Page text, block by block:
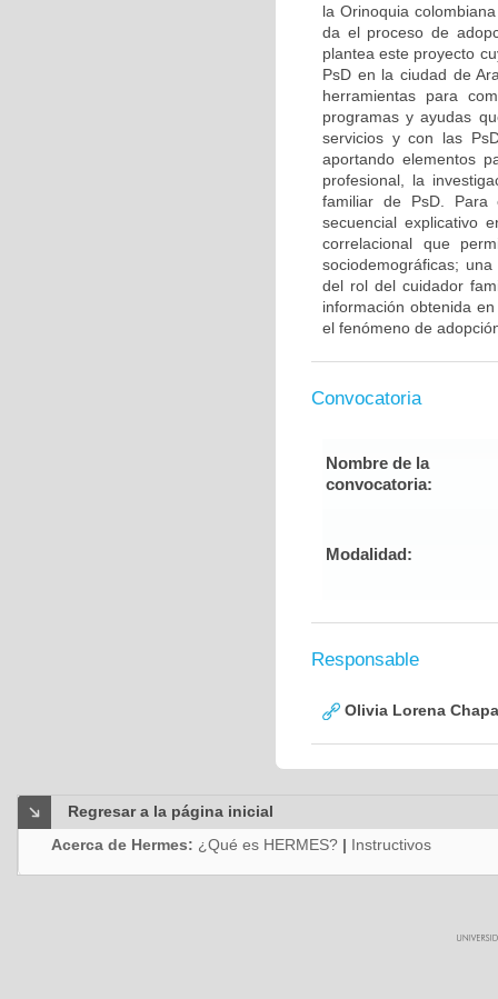
la Orinoquia
da el proceso de
plantea este proyecto
PsD en la ciudad de
herramientas para
programas y ayudas
servicios y con las
aportando elementos
profesional, la
familiar de PsD. Para
secuencial explicativo
correlacional que
sociodemográficas;
del rol del cuidador
información obtenida
el fenómeno de
Convocatoria
Nombre de la
convocatoria:
Modalidad:
Responsable
Olivia Lorena
Regresar a la página inicial
Acerca de Hermes: ¿Qué es HERMES? | Instructivos